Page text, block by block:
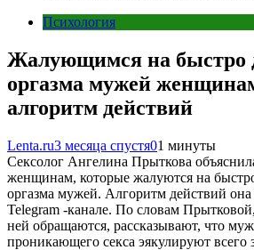
Психология
Жалующимся на быстро
оргазма мужей
алгоритм действий
Lenta.ru3 месяца спустя01 минуты
Сексолог Ангелина Прыткова
женщинам, которые жалуются на
оргазма мужей. Алгоритм действий она
Telegram -канале. По словам
ней обращаются, рассказывают, что
проникающего секса эякулируют всего